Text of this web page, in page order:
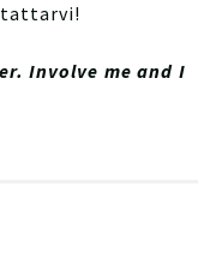
Involve me and I